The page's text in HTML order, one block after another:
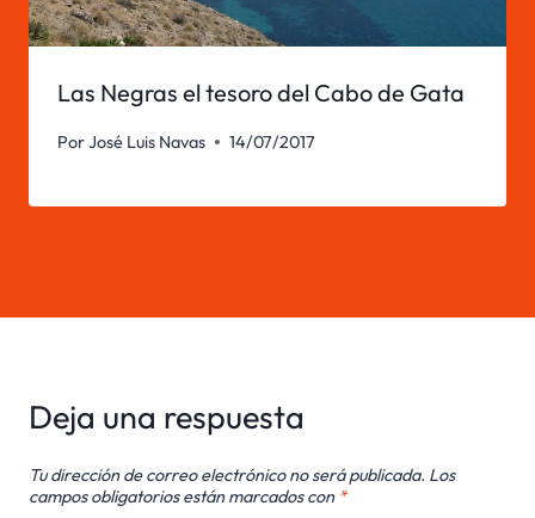
Las Negras el tesoro del Cabo de Gata
PorJosé Luis Navas 14/07/2017
Deja una respuesta
Tu dirección de correo electrónico no será publicada. Los
campos obligatorios están marcados con *